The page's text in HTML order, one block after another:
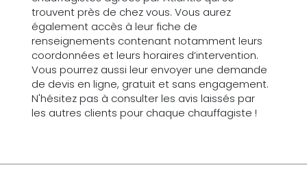
trouvent près de chez vous. Vous aurez
également accès à leur fiche de
renseignements contenant notamment leurs
coordonnées et leurs horaires d’intervention.
Vous pourrez aussi leur envoyer une demande
de devis en ligne, gratuit et sans engagement.
N'hésitez pas à consulter les avis laissés par
les autres clients pour chaque chauffagiste !